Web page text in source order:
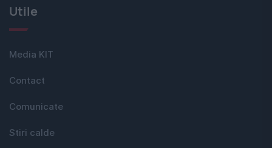
Utile
Media KIT
Contact
Comunicate
Stiri calde